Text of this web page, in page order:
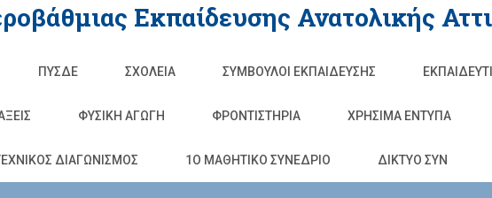
Εκπαίδευσης Ανατολικής
ΠΥΣΔΕ ΣΧΟΛΕΊΑ ΣΥΜΒΟΥΛΟΙ ΕΚΠΑΙΔΕΥΣΗΣ
ΦΥΣΙΚΉ ΑΓΩΓΉ ΦΡΟΝΤΙΣΤΉΡΙΑ ΧΡΗΣΙΜΑ ΕΝΤΥΠΑ
ΔΙΑΓΩΝΙΣΜΟΣ 1O ΜΑΘΗΤΙΚΟ ΣΥΝΕΔΡΙΟ ΔΙΚΤΥΟ ΣΥΝ